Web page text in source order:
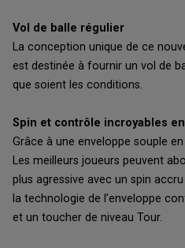
Vol de balle régulier
La conception unique de ce
est destinée à fournir un vol de
que soient les conditions.
Spin et contrôle incroyables
Grâce à une enveloppe souple
Les meilleurs joueurs peuvent
plus agressive avec un spin
la technologie de l’enveloppe
et un toucher de niveau Tour.